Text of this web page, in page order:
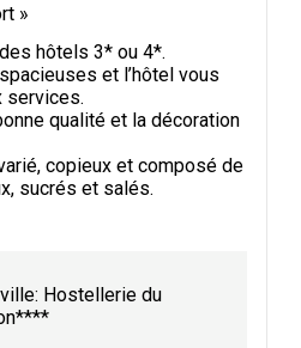
»
hôtels 3* ou 4*.
et l’hôtel vous
services.
qualité et la décoration
copieux et composé de
sucrés et salés.
Hostellerie du